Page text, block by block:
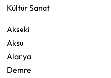
Kültür Sanat
Akseki
Aksu
Alanya
Demre